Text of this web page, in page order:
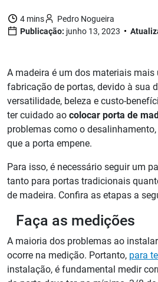
4 mins
Pedro Nogueira
Publicação: junho 13, 2023
A madeira é um dos materiais mais
fabricação de portas, devido à sua
versatilidade, beleza e custo-
ter cuidado ao colocar porta de
problemas como o
que a porta empene.
Para isso, é necessário seguir um
tanto para portas tradicionais
de madeira. Confira as etapas a
Faça as medições
A maioria dos problemas ao
ocorre na medição. Portanto, para
instalação, é fundamental medir